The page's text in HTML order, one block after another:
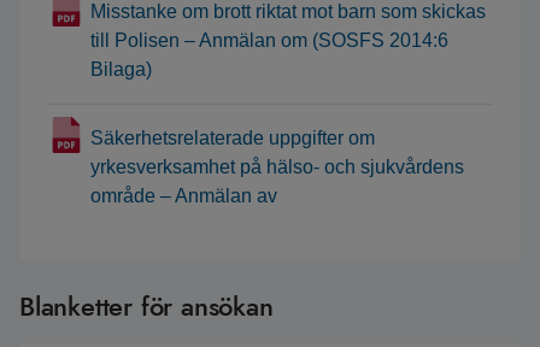
Misstanke om brott riktat mot barn som skickas
till Polisen – Anmälan om (SOSFS 2014:6
Bilaga)
Säkerhetsrelaterade uppgifter om
yrkesverksamhet på hälso- och sjukvårdens
område – Anmälan av
Blanketter för ansökan